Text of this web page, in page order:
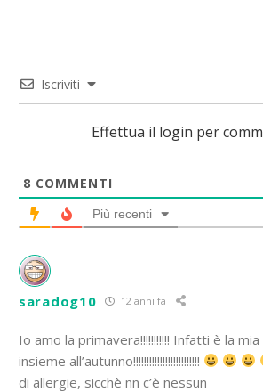
Iscriviti
Effettua il login per
8 COMMENTI
Più recenti
saradog10 12 anni fa
Io amo la primavera!!!!!!!!!!! Infatti è la
insieme all’autunno!!!!!!!!!!!!!!!!!!!!!!!!!
di allergie, sicchè nn c’è nessun